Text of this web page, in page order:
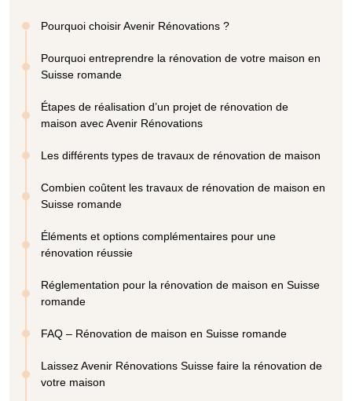
Pourquoi choisir Avenir Rénovations ?
Pourquoi entreprendre la rénovation de votre maison en
Suisse romande
Étapes de réalisation d’un projet de rénovation de
maison avec Avenir Rénovations
Les différents types de travaux de rénovation de maison
Combien coûtent les travaux de rénovation de maison en
Suisse romande
Éléments et options complémentaires pour une
rénovation réussie
Réglementation pour la rénovation de maison en Suisse
romande
FAQ – Rénovation de maison en Suisse romande
Laissez Avenir Rénovations Suisse faire la rénovation de
votre maison